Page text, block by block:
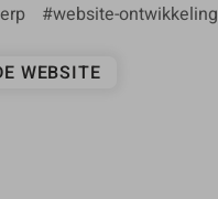
website-ontwikkeling
WEBSITE